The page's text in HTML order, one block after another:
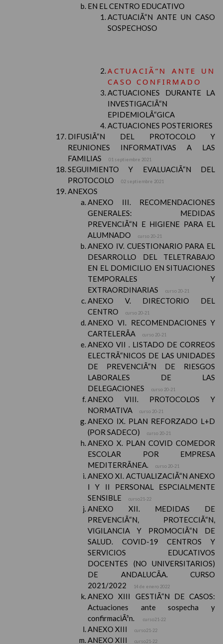
EN EL CENTRO EDUCATIVO
ACTUACIÃ“N ANTE UN CASO
SOSPECHOSO
ACTUACIÃ“N ANTE UN
CASO CONFIRMADO
ACTUACIONES DURANTE LA
INVESTIGACIÃ“N
EPIDEMIOLÃ“GICA
ACTUACIONES POSTERIORES
DIFUSIÃ“N DEL PROTOCOLO Y
REUNIONES INFORMATIVAS A LAS
FAMILIAS
01 septiembre 2021
SEGUIMIENTO Y EVALUACIÃ“N DEL
PROTOCOLO
02 septiembre 2021
ANEXOS
ANEXO III. RECOMENDACIONES
GENERALES: MEDIDAS
PREVENCIÃ“N E HIGIENE PARA EL
ALUMNADO
curso 20-21
ANEXO IV. CUESTIONARIO PARA EL
DESARROLLO DEL TELETRABAJO
EN EL DOMICILIO EN SITUACIONES
TEMPORALES Y
EXTRAORDINARIAS
curso 20-21
ANEXO V. DIRECTORIO DEL
CENTRO
curso 20-21
ANEXO VI. RECOMENDACIONES Y
CARTELERÃA
curso 20-21
ANEXO VII . LISTADO DE CORREOS
ELECTRÃ“NICOS DE LAS UNIDADES
DE PREVENCIÃ“N DE RIESGOS
LABORALES DE LAS
DELEGACIONES
curso 20-21
ANEXO VIII. PROTOCOLOS Y
NORMATIVA
curso 20-21
ANEXO IX. PLAN REFORZADO L+D
(POR SADECO)
curso 20-21
ANEXO X. PLAN COVID COMEDOR
ESCOLAR POR EMPRESA
MEDITERRÃNEA.
curso 20-21
ANEXO XI. ACTUALIZACIÃ“N ANEXO
I Y II PERSONAL ESPCIALMENTE
SENSIBLE
curso21-22
ANEXO XII. MEDIDAS DE
PREVENCIÃ“N, PROTECCIÃ“N,
VIGILANCIA Y PROMOCIÃ“N DE
SALUD. COVID-19 CENTROS Y
SERVICIOS EDUCATIVOS
DOCENTES (NO UNIVERSITARIOS)
DE ANDALUCÃA. CURSO
2021/2022
14 de enero 2022
ANEXO XIII GESTIÃ“N DE CASOS:
Actuaciones ante sospecha y
confirmaciÃ³n.
curso21-22
ANEXO XIII curso21-22
ANEXO XIII curso21-22